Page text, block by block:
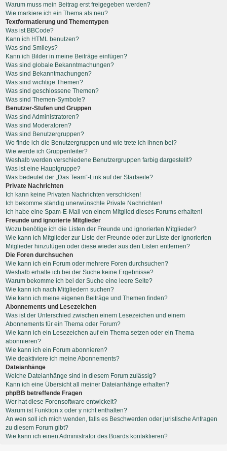
Warum muss mein Beitrag erst freigegeben werden?
Wie markiere ich ein Thema als neu?
Textformatierung und Thementypen
Was ist BBCode?
Kann ich HTML benutzen?
Was sind Smileys?
Kann ich Bilder in meine Beiträge einfügen?
Was sind globale Bekanntmachungen?
Was sind Bekanntmachungen?
Was sind wichtige Themen?
Was sind geschlossene Themen?
Was sind Themen-Symbole?
Benutzer-Stufen und Gruppen
Was sind Administratoren?
Was sind Moderatoren?
Was sind Benutzergruppen?
Wo finde ich die Benutzergruppen und wie trete ich ihnen bei?
Wie werde ich Gruppenleiter?
Weshalb werden verschiedene Benutzergruppen farbig dargestellt?
Was ist eine Hauptgruppe?
Was bedeutet der „Das Team“-Link auf der Startseite?
Private Nachrichten
Ich kann keine Privaten Nachrichten verschicken!
Ich bekomme ständig unerwünschte Private Nachrichten!
Ich habe eine Spam-E-Mail von einem Mitglied dieses Forums erhalten!
Freunde und ignorierte Mitglieder
Wozu benötige ich die Listen der Freunde und ignorierten Mitglieder?
Wie kann ich Mitglieder zur Liste der Freunde oder zur Liste der ignorierten
Mitglieder hinzufügen oder diese wieder aus den Listen entfernen?
Die Foren durchsuchen
Wie kann ich ein Forum oder mehrere Foren durchsuchen?
Weshalb erhalte ich bei der Suche keine Ergebnisse?
Warum bekomme ich bei der Suche eine leere Seite?
Wie kann ich nach Mitgliedern suchen?
Wie kann ich meine eigenen Beiträge und Themen finden?
Abonnements und Lesezeichen
Was ist der Unterschied zwischen einem Lesezeichen und einem
Abonnements für ein Thema oder Forum?
Wie kann ich ein Lesezeichen auf ein Thema setzen oder ein Thema
abonnieren?
Wie kann ich ein Forum abonnieren?
Wie deaktiviere ich meine Abonnements?
Dateianhänge
Welche Dateianhänge sind in diesem Forum zulässig?
Kann ich eine Übersicht all meiner Dateianhänge erhalten?
phpBB betreffende Fragen
Wer hat diese Forensoftware entwickelt?
Warum ist Funktion x oder y nicht enthalten?
An wen soll ich mich wenden, falls es Beschwerden oder juristische Anfragen
zu diesem Forum gibt?
Wie kann ich einen Administrator des Boards kontaktieren?